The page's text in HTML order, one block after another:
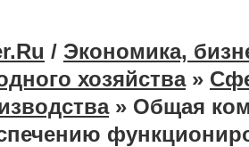
/ Экономика,
хозяйства»
» Общая